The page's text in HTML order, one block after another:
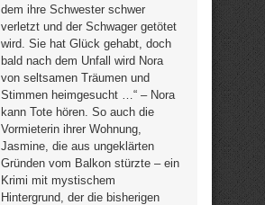
dem ihre Schwester schwer
verletzt und der Schwager getötet
wird. Sie hat Glück gehabt, doch
bald nach dem Unfall wird Nora
von seltsamen Träumen und
Stimmen heimgesucht …“ – Nora
kann Tote hören. So auch die
Vormieterin ihrer Wohnung,
Jasmine, die aus ungeklärten
Gründen vom Balkon stürzte – ein
Krimi mit mystischem
Hintergrund, der die bisherigen